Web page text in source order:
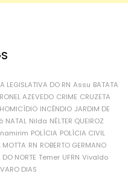
LEGISLATIVA DO RN Assu BATATA
AZEVEDO CRIME CRUZETA
HOMICÍDIO INCÊNDIO JARDIM DE
NATAL Nilda NÉLTER QUEIROZ
POLÍCIA POLÍCIA CIVIL
MOTTA RN ROBERTO GERMANO
DO NORTE Temer UFRN Vivaldo
DIAS